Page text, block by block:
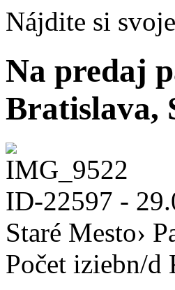
Nájdite si svoje
Na predaj
Bratislava,
ID-22597 -
Staré Mesto›
Počet iziebn/d